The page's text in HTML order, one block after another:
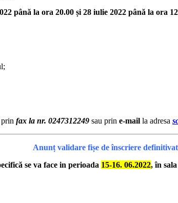
până la ora 20.00 și 28 iulie 2022 până la ora
fax la nr. 0247312249 sau prin e-mail la adresa
Anunț validare fișe de înscriere definitivat
se va face in perioada 15-16. 06.2022, în